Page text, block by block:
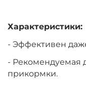
Характеристики:
- Эффективен
- Рекомендуемая
прикормки.